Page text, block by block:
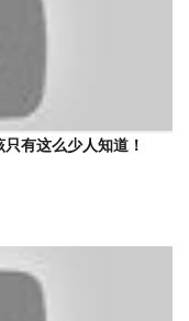
有这么少人知道！